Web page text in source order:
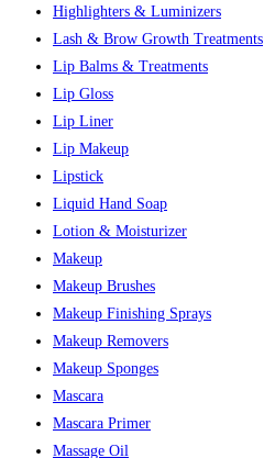
Highlighters & Luminizers
Lash & Brow Growth Treatments
Lip Balms & Treatments
Lip Gloss
Lip Liner
Lip Makeup
Lipstick
Liquid Hand Soap
Lotion & Moisturizer
Makeup
Makeup Brushes
Makeup Finishing Sprays
Makeup Removers
Makeup Sponges
Mascara
Mascara Primer
Massage Oil